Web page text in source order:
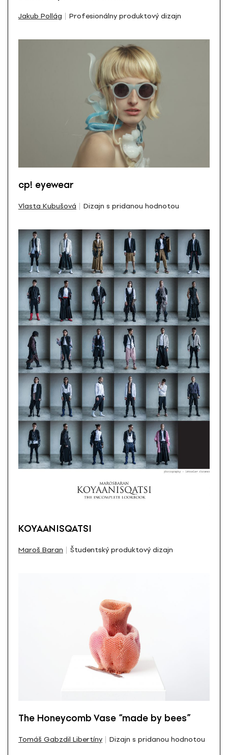
Jakub Pollág Profesionálny produktový dizajn
cp! eyewear
Vlasta Kubušová Dizajn s pridanou hodnotou
KOYAANISQATSI
Maroš Baran Študentský produktový dizajn
The Honeycomb Vase “made by bees”
Tomáš Gabzdil Libertíny Dizajn s pridanou hodnotou